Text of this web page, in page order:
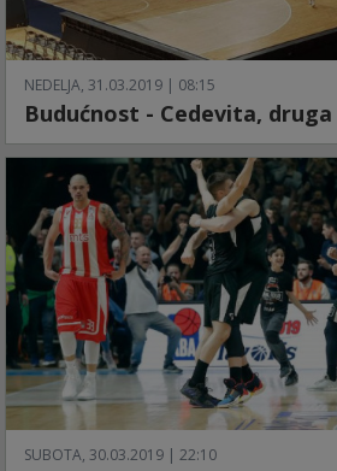
NEDELJA, 31.03.2019 | 08:15
Budućnost - Cedevita, druga
SUBOTA, 30.03.2019 | 22:10